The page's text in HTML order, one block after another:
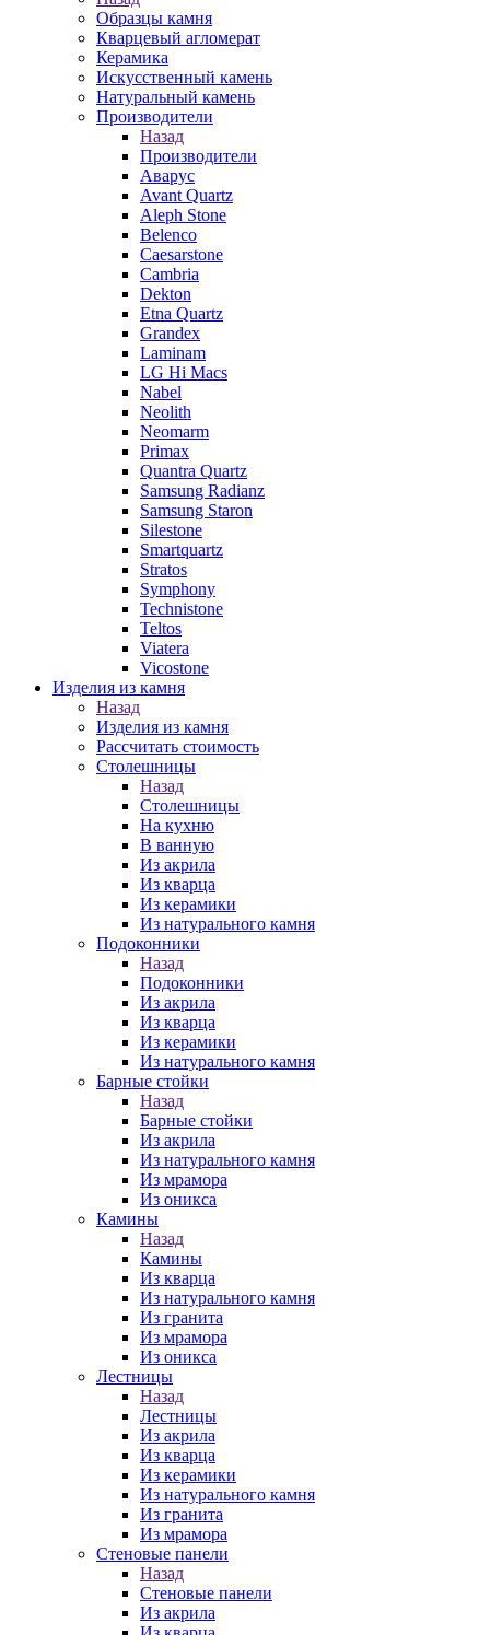
Образцы камня
Кварцевый агломерат
Керамика
Искусственный камень
Натуральный камень
Производители
Назад
Производители
Аварус
Avant Quartz
Aleph Stone
Belenco
Caesarstone
Cambria
Dekton
Etna Quartz
Grandex
Laminam
LG Hi Macs
Nabel
Neolith
Neomarm
Primax
Quantra Quartz
Samsung Radianz
Samsung Staron
Silestone
Smartquartz
Stratos
Symphony
Technistone
Teltos
Viatera
Vicostone
Изделия из камня
Назад
Изделия из камня
Рассчитать стоимость
Столешницы
Назад
Столешницы
На кухню
В ванную
Из акрила
Из кварца
Из керамики
Из натурального камня
Подоконники
Назад
Подоконники
Из акрила
Из кварца
Из керамики
Из натурального камня
Барные стойки
Назад
Барные стойки
Из акрила
Из натурального камня
Из мрамора
Из оникса
Камины
Назад
Камины
Из кварца
Из натурального камня
Из гранита
Из мрамора
Из оникса
Лестницы
Назад
Лестницы
Из акрила
Из кварца
Из керамики
Из натурального камня
Из гранита
Из мрамора
Стеновые панели
Назад
Стеновые панели
Из акрила